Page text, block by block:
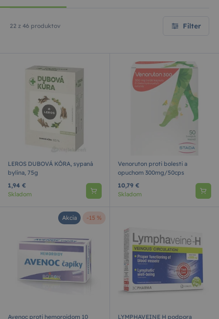
22 z 46 produktov Filter
LEROS DUBOVÁ KÔRA, sypaná
bylina, 75g
1,94 €
Skladom
Venoruton proti bolesti a
opuchom 300mg/50cps
10,79 €
Skladom
Akcia -15 %
Avenoc proti hemoroidom 10
LYMPHAVEINE H podpora